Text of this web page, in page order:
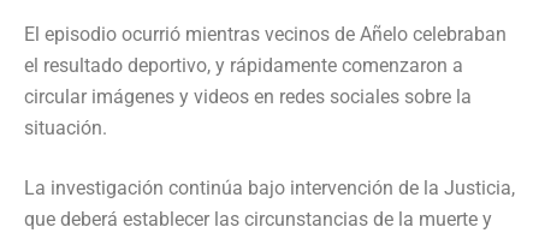
El episodio ocurrió mientras vecinos de Añelo celebraban
el resultado deportivo, y rápidamente comenzaron a
circular imágenes y videos en redes sociales sobre la
situación.
La investigación continúa bajo intervención de la Justicia,
que deberá establecer las circunstancias de la muerte y